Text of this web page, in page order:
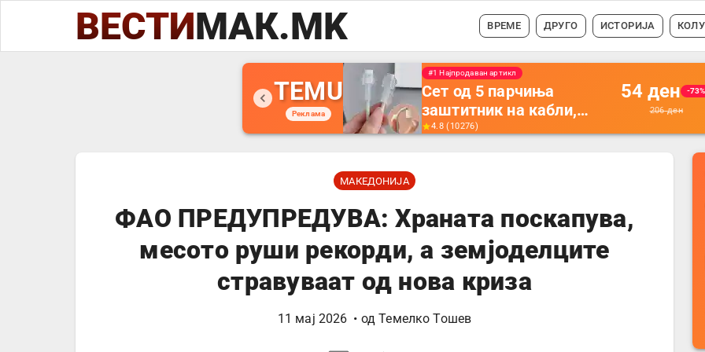
ВЕСТИМАК.MK ВРЕМЕ ДРУГО ИСТОРИЈА
TEMU
Реклама
#1 Најпродавано
Држач за полнење на
телефон кој се монтира
на ѕид -
далечински управувач
4.5(16742
56 ден -35%
87ден
МАКЕДОНИЈА
ФАО ПРЕДУПРЕДУВА: Храната поскапува,
месото руши рекорди, а земјоделците
стравуваат од нова криза
11 мај 2026 • одТемелко Тошев